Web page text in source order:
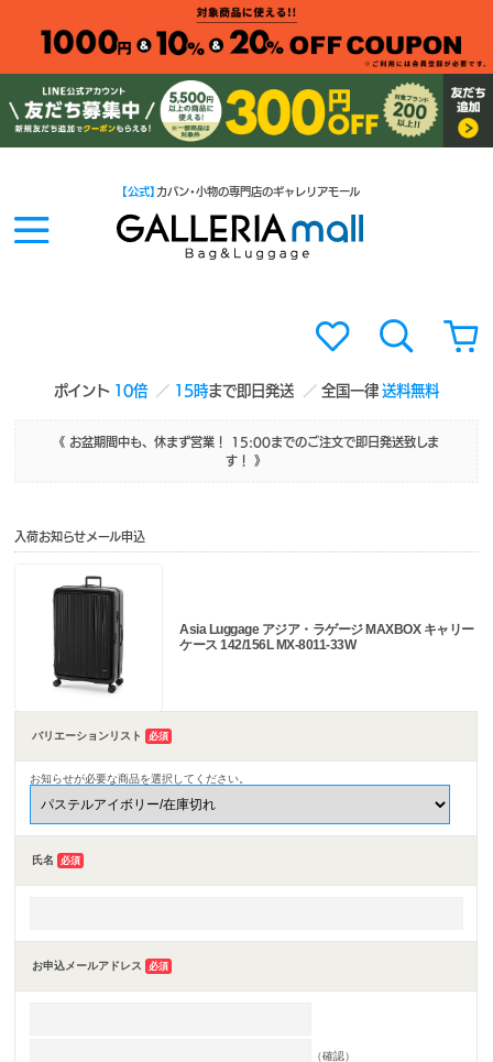
ポイント 10倍 15時まで即日発送 全国一律送料無料
【公式】 カバン・小物の専門店のギャレリアモール
《 お盆期間中も、休まず営業！ 15:00までのご注文で即日発送致しま
す！ 》
入荷お知らせメール申込
Asia Luggage アジア・ラゲージ MAXBOX キャリー
ケース 142/156L MX-8011-33W
バリエーションリスト 必須
お知らせが必要な商品を選択してください。
氏名 必須
お申込メールアドレス 必須
（確認）